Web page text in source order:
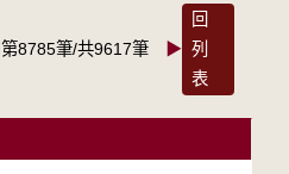
第8785筆/共9617筆 ▶
回
列
表